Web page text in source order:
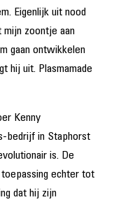
Eigenlijk uit nood
mijn zoontje aan
gaan ontwikkelen
hij uit. Plasmamade
Kenny
bedrijf in Staphorst
is. De
echter tot
dat hij zijn